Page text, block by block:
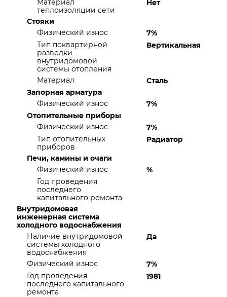
Материал
теплоизоляции сети
Нет
Стояки
Физический износ
7%
Тип поквартирной
разводки
внутридомовой
системы отопления
Вертикальная
Материал
Сталь
Запорная арматура
Физический износ
7%
Отопительные приборы
Физический износ
7%
Тип отопительных
приборов
Радиатор
Печи, камины и очаги
Физический износ
%
Год проведения
последнего
капитального ремонта
Внутридомовая
инженерная система
холодного водоснабжения
Наличие внутридомовой
системы холодного
водоснабжения
Да
Физический износ
7%
Год проведения
последнего капитального
ремонта
1981